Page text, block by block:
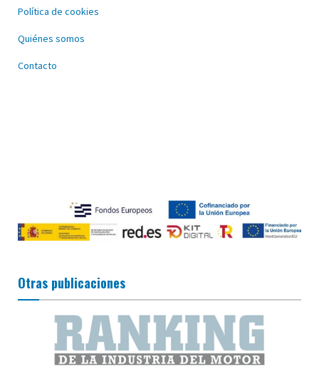
Política de cookies
Quiénes somos
Contacto
Otras publicaciones